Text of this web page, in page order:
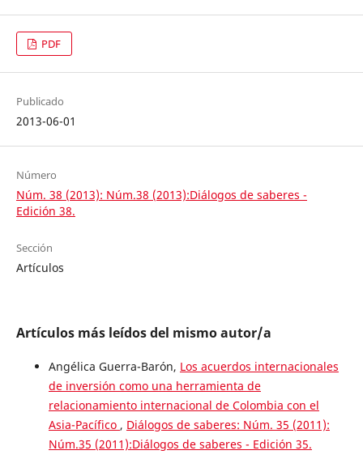
PDF
Publicado
2013-06-01
Número
Núm. 38 (2013): Núm.38 (2013):Diálogos de saberes -
Edición 38.
Sección
Artículos
Artículos más leídos del mismo autor/a
Angélica Guerra-Barón, Los acuerdos internacionales
de inversión como una herramienta de
relacionamiento internacional de Colombia con el
Asia-Pacífico , Diálogos de saberes: Núm. 35 (2011):
Núm.35 (2011):Diálogos de saberes - Edición 35.